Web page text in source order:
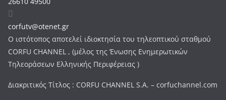
corfutv@otenet.gr
Ο ιστότοπος αποτελεί ιδιοκτησία του τηλεοπτικού σταθμού
CORFU CHANNEL , (μέλος της Ένωσης Ενημερωτικών
Τηλεοράσεων Ελληνικής Περιφέρειας )
Διακριτικός Τίτλος : CORFU CHANNEL S.A. – corfuchannel.com